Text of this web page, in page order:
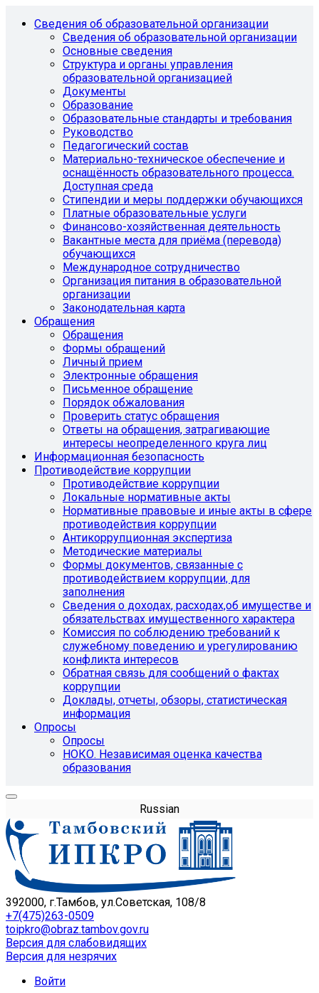
Сведения об образовательной организации
Сведения об образовательной организации
Основные сведения
Структура и органы управления
образовательной организацией
Документы
Образование
Образовательные стандарты и требования
Руководство
Педагогический состав
Материально-техническое обеспечение и
оснащённость образовательного процесса.
Доступная среда
Стипендии и меры поддержки обучающихся
Платные образовательные услуги
Финансово-хозяйственная деятельность
Вакантные места для приёма (перевода)
обучающихся
Международное сотрудничество
Организация питания в образовательной
организации
Законодательная карта
Обращения
Обращения
Формы обращений
Личный прием
Электронные обращения
Письменное обращение
Порядок обжалования
Проверить статус обращения
Ответы на обращения, затрагивающие
интересы неопределенного круга лиц
Информационная безопасность
Противодействие коррупции
Противодействие коррупции
Локальные нормативные акты
Нормативные правовые и иные акты в сфере
противодействия коррупции
Антикоррупционная экспертиза
Методические материалы
Формы документов, связанные с
противодействием коррупции, для
заполнения
Сведения о доходах, расходах,об имуществе и
обязательствах имущественного характера
Комиссия по соблюдению требований к
служебному поведению и урегулированию
конфликта интересов
Обратная связь для сообщений о фактах
коррупции
Доклады, отчеты, обзоры, статистическая
информация
Опросы
Опросы
НОКО. Независимая оценка качества
образования
Russian
392000, г.Тамбов, ул.Советская, 108/8
+7(475)263-0509
toipkro@obraz.tambov.gov.ru
Версия для слабовидящих
Версия для незрячих
Войти